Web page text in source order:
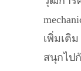
เพิ่มเติ
สนุกไป